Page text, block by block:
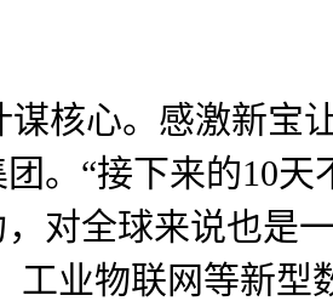
心。感激新宝
。“接下来的10
对全球来说也是
业物联网等新